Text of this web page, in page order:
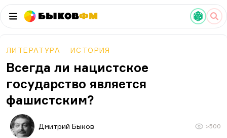
БыковФМ
ЛИТЕРАТУРА ИСТОРИЯ
Всегда ли нацистское
государство является
фашистским?
Дмитрий Быков >500